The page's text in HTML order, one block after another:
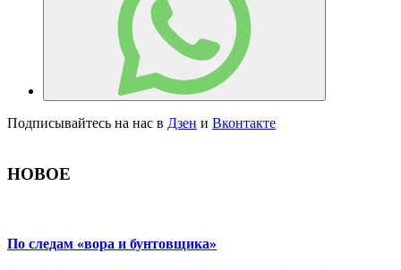
Подписывайтесь на нас в Дзен и Вконтакте
НОВОЕ
По следам «вора и бунтовщика»